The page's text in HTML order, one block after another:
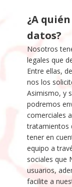
¿A
datos?
Nosotros
legales que
Entre ellas,
nos los
Asimismo, y
podremos
comerciales
tratamientos
tener en
equipo a
sociales que
usuarios,
facilite a